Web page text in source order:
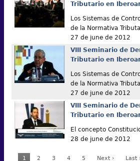
Tributario en
Los Sistemas de
de la Normativa
27 de june de 2012
VIII Seminario de
Tributario en
Los Sistemas de
de la Normativa
27 de june de 2012
VIII Seminario de
Tributario en
El concepto
28 de june de 2012
1 2 3 4 5 Next › Last